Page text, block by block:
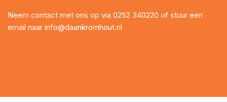
Neem contact met ons op via 0252 340220 of stuur een
email naar info@daankromhout.nl